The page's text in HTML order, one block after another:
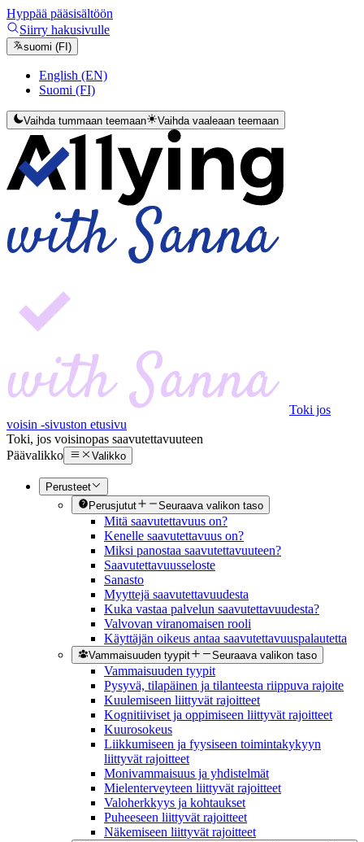
Hyppää pääsisältöön
Siirry hakusivulle
suomi (FI)
English (EN)
Suomi (FI)
Vaihda tummaan teemaan Vaihda vaaleaan teemaan
Toki jos
voisin -sivuston etusivu
Toki, jos voisinopas saavutettavuuteen
Päävalikko
Valikko
Perusteet
Perusjutut
Seuraava valikon taso
Mitä saavutettavuus on?
Kenelle saavutettavuus on?
Miksi panostaa saavutettavuuteen?
Saavutettavuusseloste
Sanasto
Myyttejä saavutettavuudesta
Kuka vastaa palvelun saavutettavuudesta?
Valvovan viranomaisen rooli
Käyttäjän oikeus antaa saavutettavuuspalautetta
Vammaisuuden tyypit Seuraava valikon taso
Vammaisuuden tyypit
Pysyvä, tilapäinen ja tilanteesta riippuva rajoite
Kuulemiseen liittyvät rajoitteet
Kognitiiviset ja oppimiseen liittyvät rajoitteet
Kuurosokeus
Liikkumiseen ja fyysiseen toimintakykyyn
liittyvät rajoitteet
Monivammaisuus ja yhdistelmät
Mielenterveyteen liittyvät rajoitteet
Valoherkkyys ja kohtaukset
Puheeseen liittyvät rajoitteet
Näkemiseen liittyvät rajoitteet